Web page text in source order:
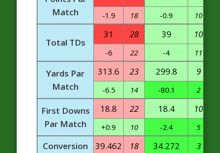
Match
-1.9 18 -0.9 10
Total TDs
31 28 39 10
-6 22 -4 11
Yards Par
Match
313.6 23 299.8 9
-6.5 14 -80.1 2
First Downs
Par Match
18.8 22 18.4 10
+0.9 10 -2.4 5
Conversion
39.462 18 34.272 3